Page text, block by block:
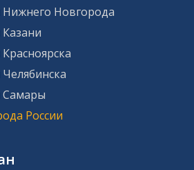
Нижнего Новгорода
Самары
России